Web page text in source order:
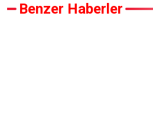
Benzer Haberler